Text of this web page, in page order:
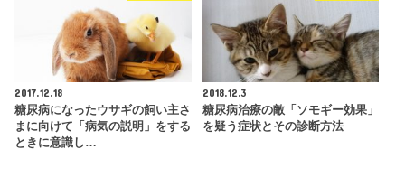
2017.12.18
糖尿病になったウサギの飼い主さ
まに向けて「病気の説明」をする
ときに意識し…
2018.12.3
糖尿病治療の敵「ソモギー効果」
を疑う症状とその診断方法